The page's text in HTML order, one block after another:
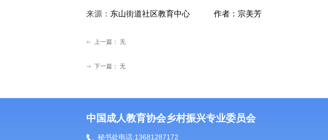
来源： 东山街道社区教育中心 作者：宗美芳
ꂃ 上一篇： 无
ꁹ 下一篇： 无
中国成人教育协会乡村振兴专业委员会
秘书处电话:13681287172